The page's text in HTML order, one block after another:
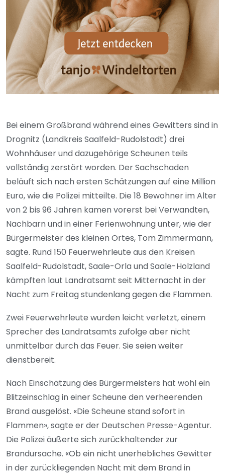
Bei einem Großbrand während eines Gewitters sind in
Drognitz (Landkreis Saalfeld-Rudolstadt) drei
Wohnhäuser und dazugehörige Scheunen teils
vollständig zerstört worden. Der Sachschaden
beläuft sich nach ersten Schätzungen auf eine Million
Euro, wie die Polizei mitteilte. Die 18 Bewohner im Alter
von 2 bis 96 Jahren kamen vorerst bei Verwandten,
Nachbarn und in einer Ferienwohnung unter, wie der
Bürgermeister des kleinen Ortes, Tom Zimmermann,
sagte. Rund 150 Feuerwehrleute aus den Kreisen
Saalfeld-Rudolstadt, Saale-Orla und Saale-Holzland
kämpften laut Landratsamt seit Mitternacht in der
Nacht zum Freitag stundenlang gegen die Flammen.
Zwei Feuerwehrleute wurden leicht verletzt, einem
Sprecher des Landratsamts zufolge aber nicht
unmittelbar durch das Feuer. Sie seien weiter
dienstbereit.
Nach Einschätzung des Bürgermeisters hat wohl ein
Blitzeinschlag in einer Scheune den verheerenden
Brand ausgelöst. «Die Scheune stand sofort in
Flammen», sagte er der Deutschen Presse-Agentur.
Die Polizei äußerte sich zurückhaltender zur
Brandursache. «Ob ein nicht unerhebliches Gewitter
in der zurückliegenden Nacht mit dem Brand in